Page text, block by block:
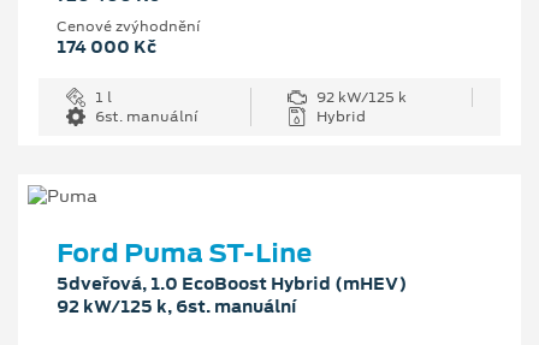
Cenové zvýhodnění
174 000 Kč
1 l
92 kW/125 k
6st. manuální
Hybrid
Ford Puma ST-Line
5dveřová, 1.0 EcoBoost Hybrid (mHEV)
92 kW/125 k, 6st. manuální